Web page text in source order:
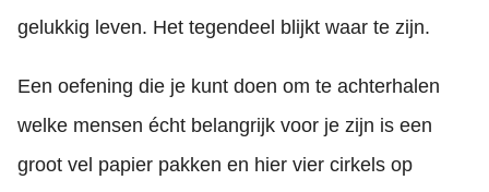
gelukkig leven. Het tegendeel blijkt waar te zijn.
Een oefening die je kunt doen om te achterhalen
welke mensen écht belangrijk voor je zijn is een
groot vel papier pakken en hier vier cirkels op